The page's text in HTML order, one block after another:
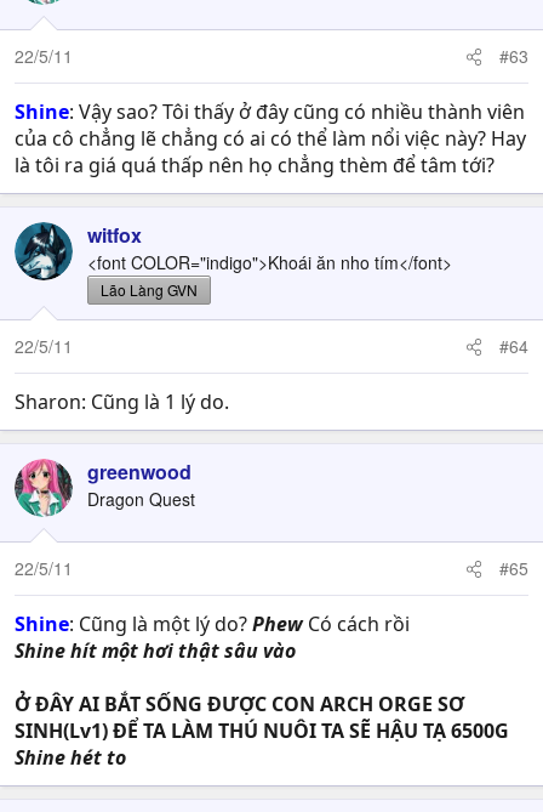
22/5/11 #63
Shine: Vậy sao? Tôi thấy ở đây cũng có nhiều thành viên
của cô chẳng lẽ chẳng có ai có thể làm nổi việc này? Hay
là tôi ra giá quá thấp nên họ chẳng thèm để tâm tới?
witfox
<font COLOR="indigo">Khoái ăn nho tím</font>
Lão Làng GVN
22/5/11 #64
Sharon: Cũng là 1 lý do.
greenwood
Dragon Quest
22/5/11 #65
Shine: Cũng là một lý do?PhewCó cách rồi
Shine hít một hơi thật sâu vào
Ở ĐÂY AI BẮT SỐNG ĐƯỢC CON ARCH ORGE SƠ
SINH(Lv1) ĐỂ TA LÀM THÚ NUÔI TA SẼ HẬU TẠ 6500G
Shine hét to